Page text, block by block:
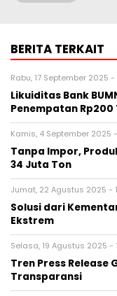
BERITA TERKAIT
Rabu, 17 September 2025 -
Likuiditas Bank
Penempatan
Kamis, 4 September 2025
Tanpa Impor,
34 Juta Ton
Jumat, 22 Agustus 2025 -
Solusi dari
Ekstrem
Selasa, 19 Agustus 2025 -
Tren Press Release
Transparansi